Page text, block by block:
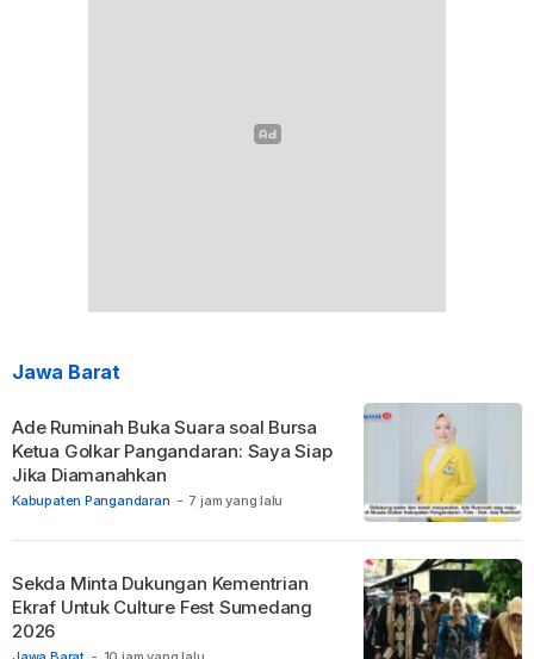
Jawa Barat
Kabupaten Pangandaran - 7 jam yang lalu
Ade Ruminah Buka Suara soal Bursa
Ketua Golkar Pangandaran: Saya Siap
Jika Diamanahkan
Sekda Minta Dukungan Kementrian
Ekraf Untuk Culture Fest Sumedang
2026